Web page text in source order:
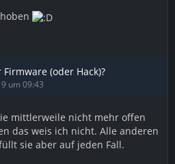
(oder Hack)?
um 09:43
mittlerweile nicht mehr offen
das weis ich nicht. Alle anderen
sie aber auf jeden Fall.